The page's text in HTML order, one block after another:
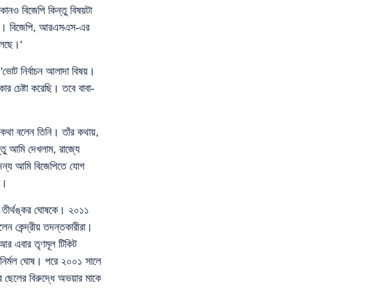
বিজেপি কিন্তু বিষয়টা
বিজেপি, আরএসএস-এর
নির্বাচন আলাদা বিষয়।
চেষ্টা করেছি। তবে বাবা-
বলেন তিনি। তাঁর কথায়,
আমি দেখলাম, রাজ্যে
আমি বিজেপিতে যোগ
তীর্থঙ্কর ঘোষকে। ২০১১
কেন্দ্রীয় তদন্তকারীরা।
আর এবার তৃণমূল টিকিট
ঘোষ। পরে ২০০১ সালে
বিরুদ্ধে অভয়ার মাকে